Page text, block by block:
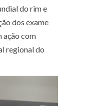
do rim e
dos exame
ação com
regional do